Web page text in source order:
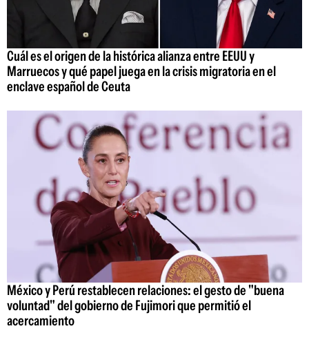
Cuál es el origen de la histórica alianza entre EEUU y
Marruecos y qué papel juega en la crisis migratoria en el
enclave español de Ceuta
México y Perú restablecen relaciones: el gesto de "buena
voluntad" del gobierno de Fujimori que permitió el
acercamiento